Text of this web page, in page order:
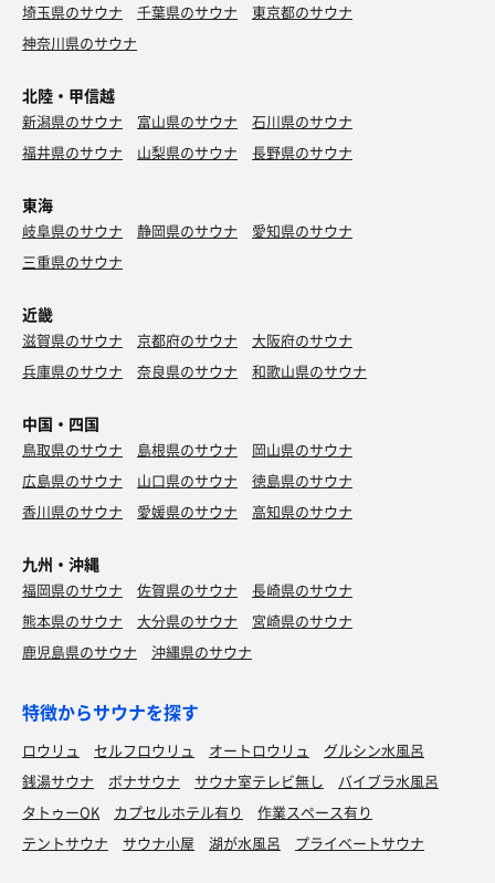
埼玉県のサウナ
千葉県のサウナ
東京都のサウナ
神奈川県のサウナ
北陸・甲信越
新潟県のサウナ 富山県のサウナ
石川県のサウナ
福井県のサウナ
山梨県のサウナ 長野県のサウナ
東海
岐阜県のサウナ 静岡県のサウナ
愛知県のサウナ
三重県のサウナ
近畿
滋賀県のサウナ 京都府のサウナ
大阪府のサウナ
兵庫県のサウナ
奈良県のサウナ 和歌山県のサウナ
中国・四国
鳥取県のサウナ 島根県のサウナ
岡山県のサウナ
広島県のサウナ
山口県のサウナ
徳島県のサウナ
香川県のサウナ
愛媛県のサウナ 高知県のサウナ
九州・沖縄
福岡県のサウナ 佐賀県のサウナ
長崎県のサウナ
熊本県のサウナ
大分県のサウナ
宮崎県のサウナ
鹿児島県のサウナ
沖縄県のサウナ
特徴からサウナを探す
ロウリュ セルフロウリュ オートロウリュ
グルシン水風呂
銭湯サウナ
ボナサウナ サウナ室テレビ無し
バイブラ水風呂
タトゥーOK
カプセルホテル有り
作業スペース有り
テントサウナ
サウナ小屋 湖が水風呂 プライベートサウナ